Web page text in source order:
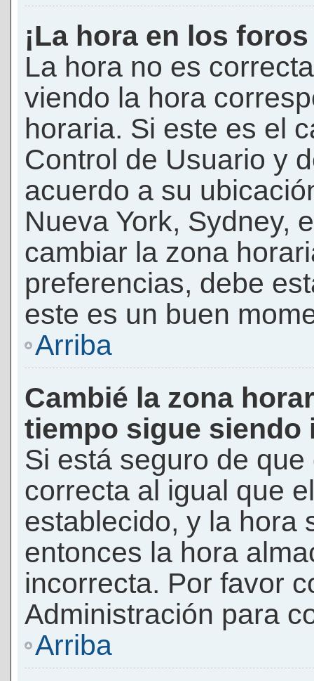
¡La hora en los
La hora no es
viendo la hora
horaria. Si este es el
Control de Usuario y
acuerdo a su
Nueva York, Sydney,
cambiar la zona
preferencias, debe
este es un buen
Arriba
Cambié la zona
tiempo sigue siendo
Si está seguro de
correcta al igual que
establecido, y la hora
entonces la hora
incorrecta. Por favor
Administración para
Arriba